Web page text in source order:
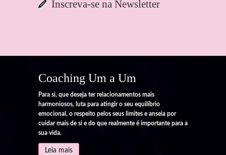
Inscreva-se na Newsletter
Coaching Um a Um
Para si, que deseja ter relacionamentos mais
harmoniosos, luta para atingir o seu equilíbrio
emocional, o respeito pelos seus limites e anseia por
cuidar mais de si e do que realmente é importante para a
sua vida.
Leia mais